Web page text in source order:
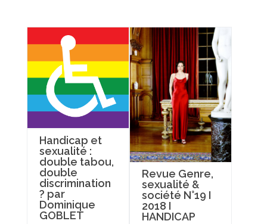
Handicap et
sexualité :
double tabou,
double
discrimination
? par
Dominique
GOBLET
Revue Genre,
sexualité &
société N°19 I
2018 I
HANDICAP